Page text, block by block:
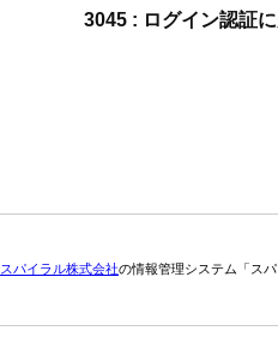
3045 : ログイン認証
スパイラル株式会社の情報管理システム「ス